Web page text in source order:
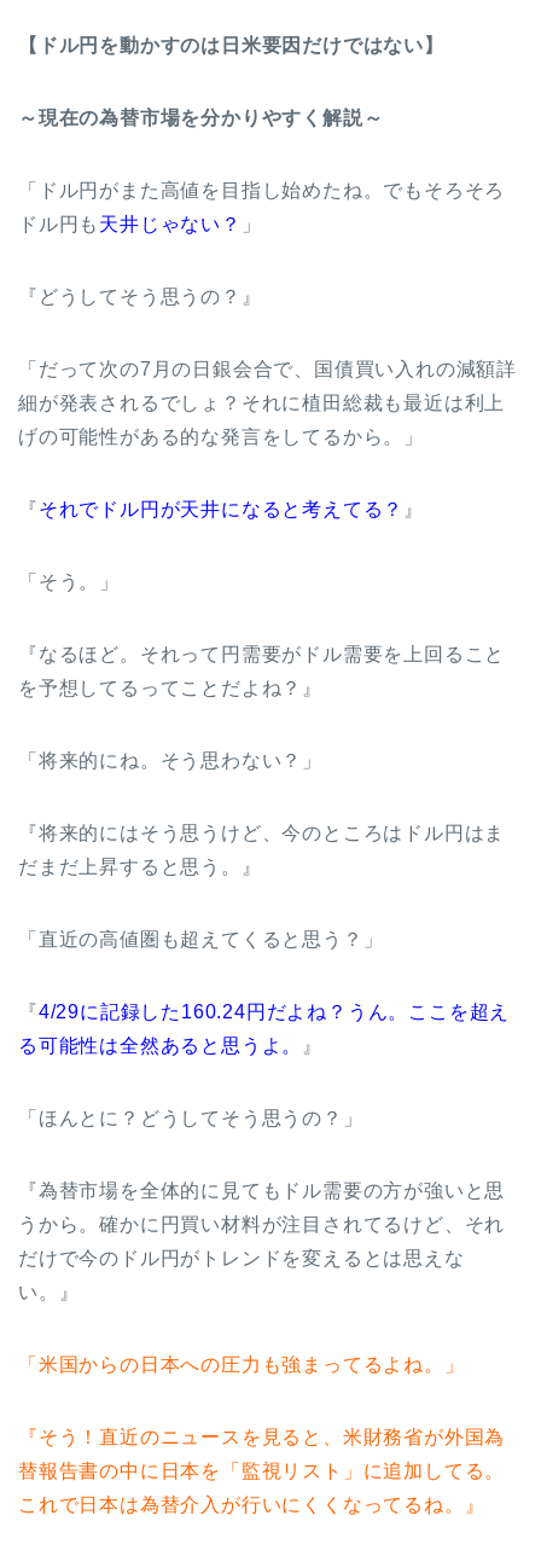
【ドル円を動かすのは日米要因だけではない】
～現在の為替市場を分かりやすく解説～
「ドル円がまた高値を目指し始めたね。でもそろそろ
ドル円も 天井じゃない？ 」
『どうしてそう思うの？』
「だって次の7月の日銀会合で、国債買い入れの減額詳
細が発表されるでしょ？それに植田総裁も最近は利上
げの可能性がある的な発言をしてるから。」
『それでドル円が天井になると考えてる？ 』
「そう。」
『なるほど。それって円需要がドル需要を上回ること
を予想してるってことだよね？』
「将来的にね。そう思わない？」
『将来的にはそう思うけど、今のところはドル円はま
だまだ上昇すると思う。』
「直近の高値圏も超えてくると思う？」
『4/29に記録した160.24円だよね？うん。ここを超え
る可能性は全然あると思うよ。
』
「ほんとに？どうしてそう思うの？」
『為替市場を全体的に見てもドル需要の方が強いと思
うから。確かに円買い材料が注目されてるけど、それ
だけで今のドル円がトレンドを変えるとは思えな
い。』
「米国からの日本への圧力も強まってるよね。」
『そう！直近のニュースを見ると、米財務省が外国為
替報告書の中に日本を「監視リスト」に追加してる。
これで日本は為替介入が行いにくくなってるね。』